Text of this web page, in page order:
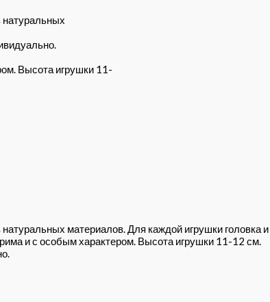
Высота игрушки 11-
материалов. Для каждой игрушки головка
и с особым характером. Высота игрушки 11-12 см.